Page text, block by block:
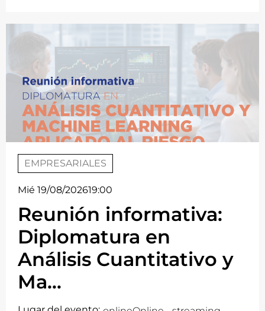
EMPRESARIALES
Mié 19/08/202619:00
Reunión informativa:
Diplomatura en
Análisis Cuantitativo y
Ma...